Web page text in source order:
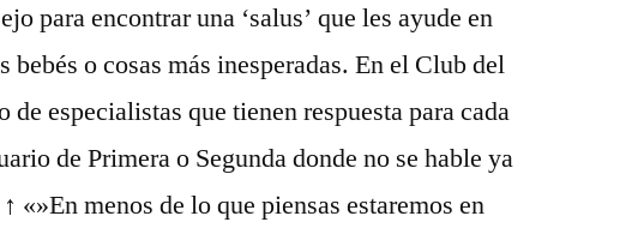
para encontrar una ‘salus’ que les ayude en
bebés o cosas más inesperadas. En el Club del
especialistas que tienen respuesta para cada
de Primera o Segunda donde no se hable ya
«»En menos de lo que piensas estaremos en